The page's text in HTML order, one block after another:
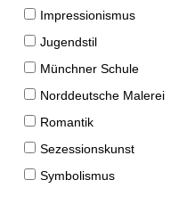
Impressionismus
Jugendstil
Münchner Schule
Norddeutsche Malerei
Romantik
Sezessionskunst
Symbolismus